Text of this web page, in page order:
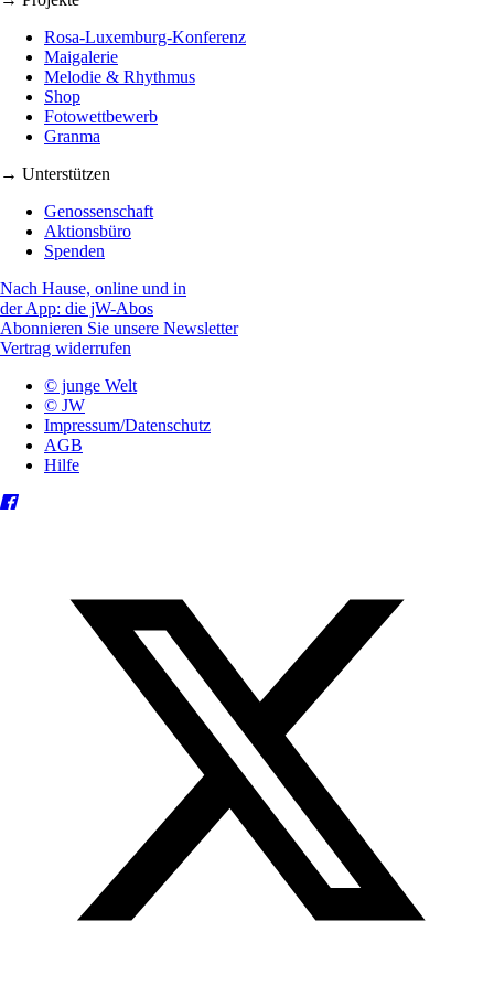
Rosa-Luxemburg-Konferenz
Maigalerie
Melodie & Rhythmus
Shop
Fotowettbewerb
Granma
→ Unterstützen
Genossenschaft
Aktionsbüro
Spenden
Nach Hause, online und in
der App: die jW-Abos
Abonnieren Sie unsere Newsletter
Vertrag widerrufen
© junge Welt
© JW
Impressum/Datenschutz
AGB
Hilfe